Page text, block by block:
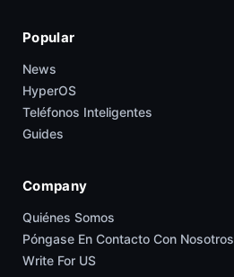
Popular
News
HyperOS
Teléfonos Inteligentes
Guides
Company
Quiénes Somos
Póngase En Contacto Con Nosotros
Write For US